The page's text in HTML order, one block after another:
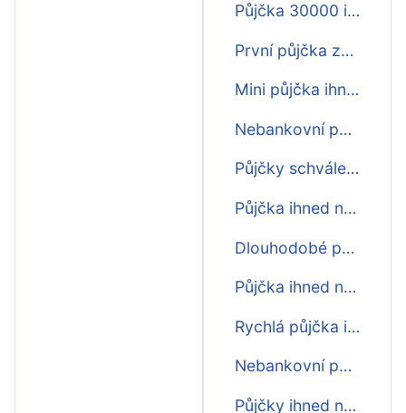
Půjčka 30000 ihned
První půjčka zdarma ihned
Mini půjčka ihned na účet
Nebankovní půjčka schválení ihned
Půjčky schválení ihned
Půjčka ihned na splátky
Dlouhodobé půjčky ihned
Půjčka ihned nebankovní
Rychlá půjčka ihned účet
Nebankovní půjčky schválení online ihned
Půjčky ihned na splátky